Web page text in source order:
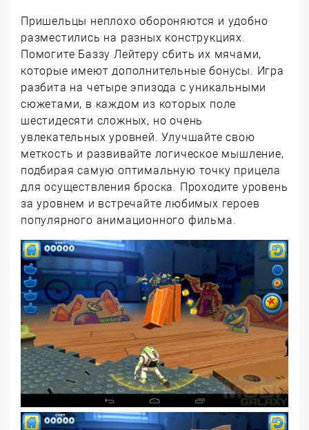
Пришельцы неплохо обороняются и удобно
разместились на разных конструкциях.
Помогите Баззу Лейтеру сбить их мячами,
которые имеют дополнительные бонусы. Игра
разбита на четыре эпизода с уникальными
сюжетами, в каждом из которых поле
шестидесяти сложных, но очень
увлекательных уровней. Улучшайте свою
меткость и развивайте логическое мышление,
подбирая самую оптимальную точку прицела
для осуществления броска. Проходите уровень
за уровнем и встречайте любимых героев
популярного анимационного фильма.